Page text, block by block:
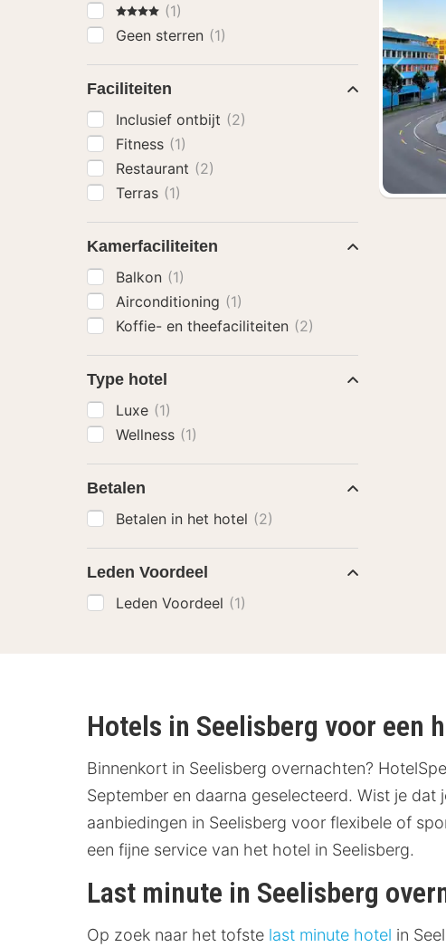
4 Sterren
(1)
Geen sterren (1)
Faciliteiten
Inclusief ontbijt (2)
Fitness (1)
Restaurant (2)
Terras (1)
Kamerfaciliteiten
Balkon (1)
Airconditioning (1)
Koffie- en theefaciliteiten (2)
Type hotel
Luxe (1)
Wellness (1)
Betalen
Betalen in het hotel (2)
Leden Voordeel
Leden Voordeel (1)
Hotels in Seelisberg voor een
Binnenkort in Seelisberg overnachten?
September en daarna geselecteerd. Wist je
aanbiedingen in Seelisberg voor flexibele of
een fijne service van het hotel in Seelisberg.
Last minute in Seelisberg
Op zoek naar het tofste last minute hotel in